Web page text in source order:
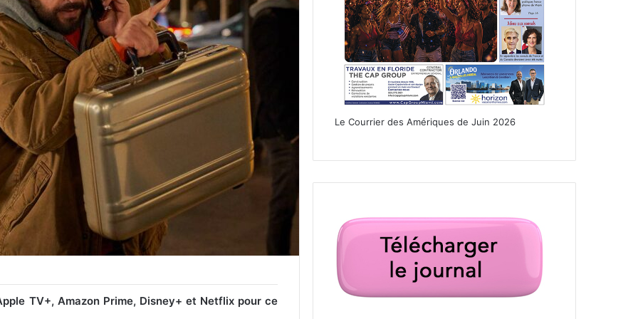
TV+, Amazon Prime, Disney+ et Netflix pour ce
Le Courrier des Amériques de Juin 2026